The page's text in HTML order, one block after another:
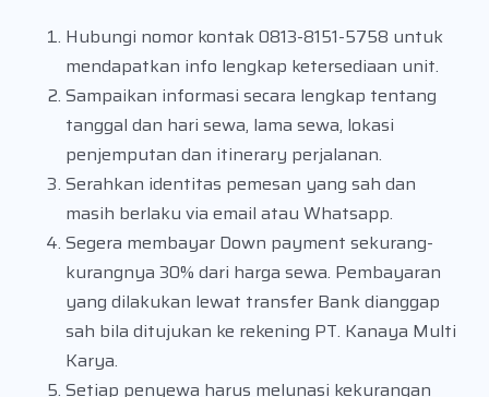
Hubungi nomor kontak 0813-8151-5758 untuk
mendapatkan info lengkap ketersediaan unit.
Sampaikan informasi secara lengkap tentang
tanggal dan hari sewa, lama sewa, lokasi
penjemputan dan itinerary perjalanan.
Serahkan identitas pemesan yang sah dan
masih berlaku via email atau Whatsapp.
Segera membayar Down payment sekurang-
kurangnya 30% dari harga sewa. Pembayaran
yang dilakukan lewat transfer Bank dianggap
sah bila ditujukan ke rekening PT. Kanaya Multi
Karya.
Setiap penyewa harus melunasi kekurangan